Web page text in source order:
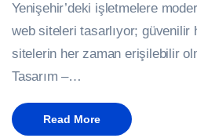
Yenişehir’deki işletmelere
web siteleri tasarlıyor; güvenilir
sitelerin her zaman erişilebilir
Tasarım –…
Read More